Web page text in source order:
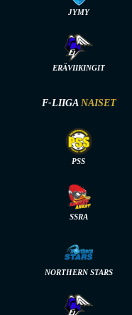
JYMY
ERÄVIIKINGIT
F-LIIGA NAISET
PSS
SSRA
NORTHERN STARS